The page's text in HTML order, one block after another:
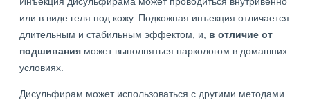
или в виде геля под кожу. Подкожная инъекция отличается
длительным и стабильным эффектом, и, в отличие от
подшивания может выполняться наркологом в домашних
условиях.
Дисульфирам может использоваться с другими методами